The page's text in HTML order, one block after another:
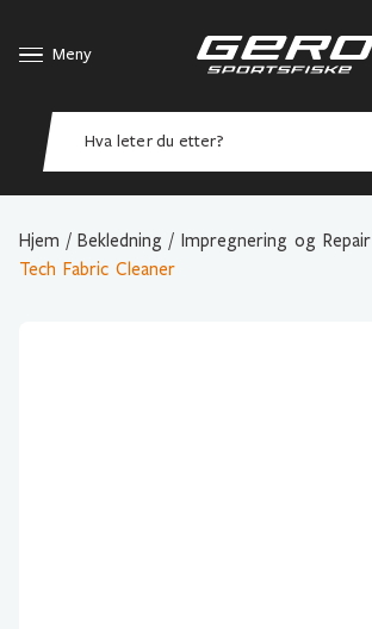
Meny
Hjem / Bekledning / Impregnering og Repair
Tech Fabric Cleaner